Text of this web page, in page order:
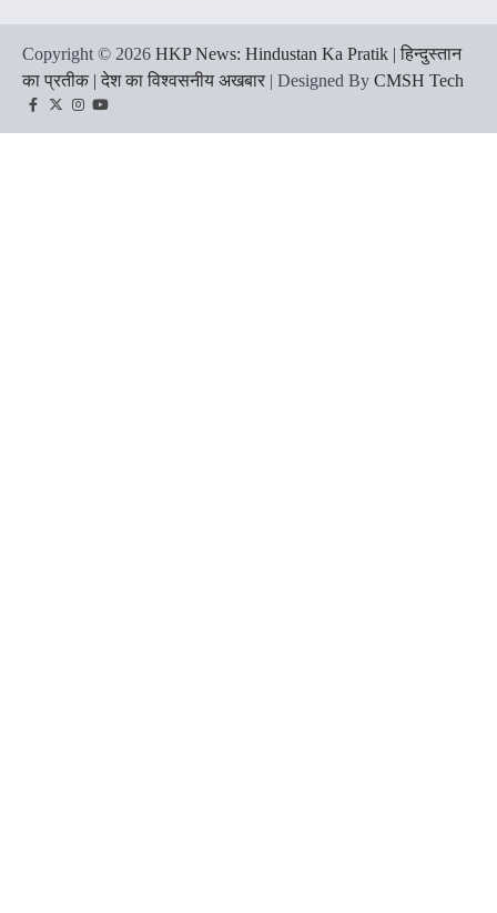
Copyright © 2026 HKP News: Hindustan Ka Pratik | हिन्दुस्तान
का प्रतीक | देश का विश्वसनीय अखबार | Designed By CMSH Tech
Facebook
TwitterInstagram
YouTube